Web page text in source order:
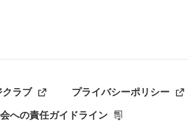
クラブ プライバシーポリシー
への責任ガイドライン